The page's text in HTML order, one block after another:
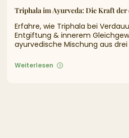
Erfahre, wie Triphala bei
Entgiftung & innerem
ayurvedische Mischung aus
Weiterlesen